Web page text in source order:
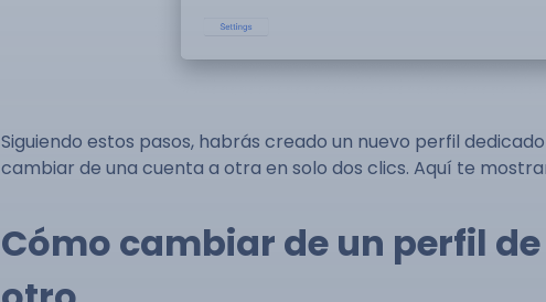
Siguiendo estos pasos, habrás creado un nuevo perfil
cambiar de una cuenta a otra en solo dos clics. Aquí te
Cómo cambiar de un perfil